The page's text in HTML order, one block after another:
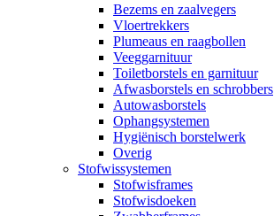
Bezems en zaalvegers
Vloertrekkers
Plumeaus en raagbollen
Veeggarnituur
Toiletborstels en garnituur
Afwasborstels en schrobbers
Autowasborstels
Ophangsystemen
Hygiënisch borstelwerk
Overig
Stofwissystemen
Stofwisframes
Stofwisdoeken